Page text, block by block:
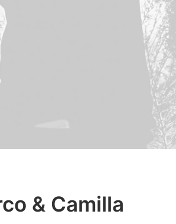
& Camilla